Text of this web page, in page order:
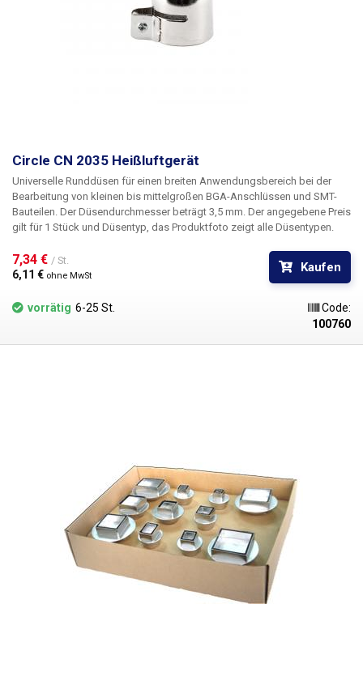
Circle CN 2035 Heißluftgerät
Universelle Runddüsen für einen breiten Anwendungsbereich bei der
Bearbeitung von kleinen bis mittelgroßen BGA-Anschlüssen und SMT-
Bauteilen. Der Düsendurchmesser beträgt 3,5 mm. Der angegebene Preis
gilt für 1 Stück und Düsentyp, das Produktfoto zeigt alle Düsentypen.
7,34 € / St.
6,11 € ohne MwSt
Kaufen
vorrätig 6-25 St.
Code:
100760